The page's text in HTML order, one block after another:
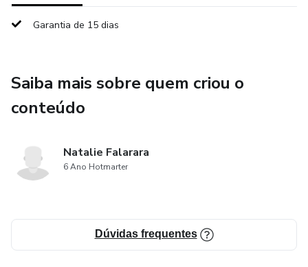
Garantia de 15 dias
Saiba mais sobre quem criou o
conteúdo
Natalie Falarara
6 Ano Hotmarter
Dúvidas frequentes